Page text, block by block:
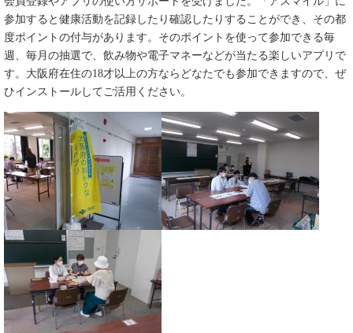
参加すると健康活動を記録したり確認したりすることができ、その都
度ポイントの付与があります。そのポイントを使って参加できる毎
週、毎月の抽選で、飲み物や電子マネーなどが当たる楽しいアプリで
す。大阪府在住の18才以上の方ならどなたでも参加できますので、ぜ
ひインストールしてご活用ください。